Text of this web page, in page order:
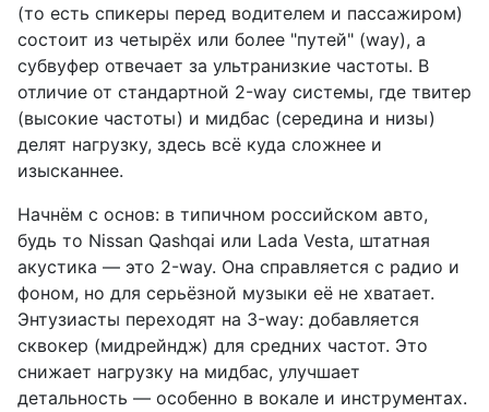
(то есть спикеры перед водителем и пассажиром)
состоит из четырёх или более "путей" (way), а
субвуфер отвечает за ультранизкие частоты. В
отличие от стандартной 2-way системы, где твитер
(высокие частоты) и мидбас (середина и низы)
делят нагрузку, здесь всё куда сложнее и
изысканнее.
Начнём с основ: в типичном российском авто,
будь то Nissan Qashqai или Lada Vesta, штатная
акустика — это 2-way. Она справляется с радио и
фоном, но для серьёзной музыки её не хватает.
Энтузиасты переходят на 3-way: добавляется
сквокер (мидрейндж) для средних частот. Это
снижает нагрузку на мидбас, улучшает
детальность — особенно в вокале и инструментах.